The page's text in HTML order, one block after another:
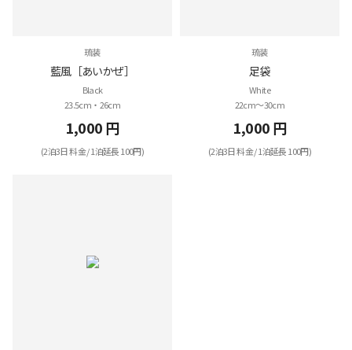
琉装
藍風［あいかぜ］
Black
23.5cm・26cm
1,000 円
(2泊3日 料金 / 1泊延長 100円)
琉装
足袋
White
22cm～30cm
1,000 円
(2泊3日 料金 / 1泊延長 100円)